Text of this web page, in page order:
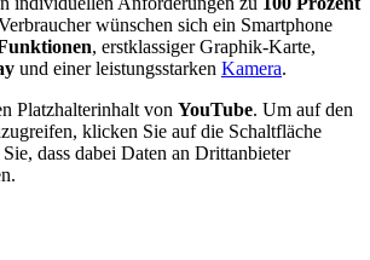
wünschen sich ein Smartphone
, erstklassiger Graphik-Karte,
und einer leistungsstarken Kamera.
Platzhalterinhalt von YouTube. Um auf den
klicken Sie auf die Schaltfläche
dass dabei Daten an Drittanbieter